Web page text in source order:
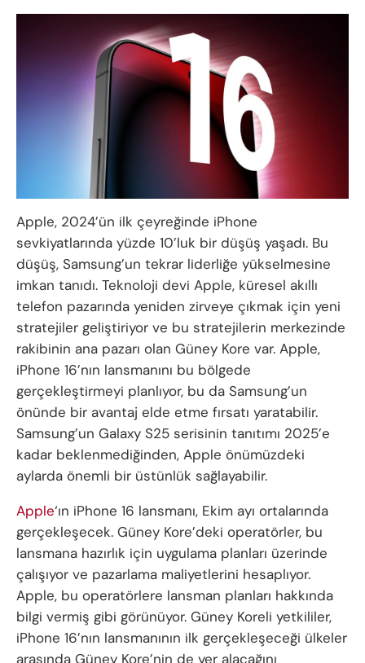
Apple, 2024’ün ilk çeyreğinde iPhone
sevkiyatlarında yüzde 10’luk bir düşüş yaşadı. Bu
düşüş, Samsung’un tekrar liderliğe yükselmesine
imkan tanıdı. Teknoloji devi Apple, küresel akıllı
telefon pazarında yeniden zirveye çıkmak için yeni
stratejiler geliştiriyor ve bu stratejilerin merkezinde
rakibinin ana pazarı olan Güney Kore var. Apple,
iPhone 16’nın lansmanını bu bölgede
gerçekleştirmeyi planlıyor, bu da Samsung’un
önünde bir avantaj elde etme fırsatı yaratabilir.
Samsung’un Galaxy S25 serisinin tanıtımı 2025’e
kadar beklenmediğinden, Apple önümüzdeki
aylarda önemli bir üstünlük sağlayabilir.
Apple‘ın iPhone 16 lansmanı, Ekim ayı ortalarında
gerçekleşecek. Güney Kore’deki operatörler, bu
lansmana hazırlık için uygulama planları üzerinde
çalışıyor ve pazarlama maliyetlerini hesaplıyor.
Apple, bu operatörlere lansman planları hakkında
bilgi vermiş gibi görünüyor. Güney Koreli yetkililer,
iPhone 16’nın lansmanının ilk gerçekleşeceği ülkeler
arasında Güney Kore’nin de yer alacağını